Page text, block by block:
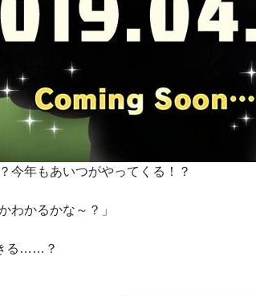
今年もあいつがやってくる！？
わかるかな～？」
る……？